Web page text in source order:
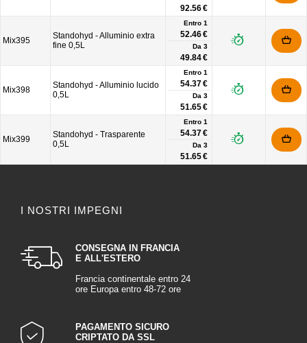
92.56 €
Mix395
Standohyd - Alluminio extra
fine 0,5L
Entro 1
52.46 €
Da 3
49.84 €
Mix398
Standohyd - Alluminio lucido
0,5L
Entro 1
54.37 €
Da 3
51.65 €
Mix399
Standohyd - Trasparente
0,5L
Entro 1
54.37 €
Da 3
51.65 €
I NOSTRI IMPEGNI
CONSEGNA IN FRANCIA
E ALL'ESTERO
Francia continentale entro 24
ore Europa entro 48-72 ore
PAGAMENTO SICURO
CRIPTATO DA SSL